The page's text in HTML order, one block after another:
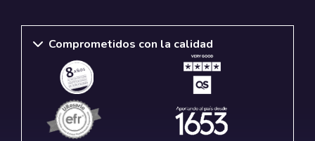
Comprometidos con la calidad